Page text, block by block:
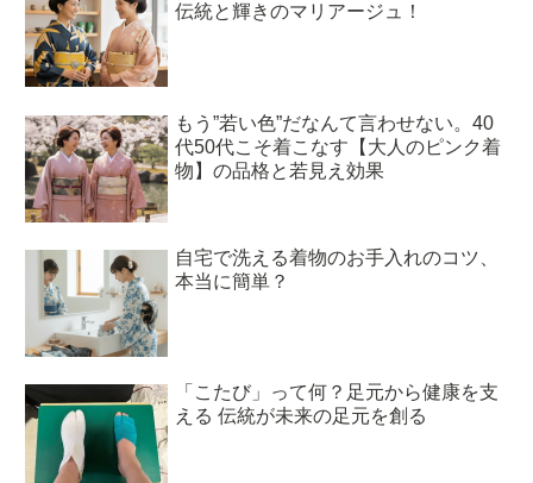
伝統と輝きのマリアージュ！
もう”若い色”だなんて言わせない。40
代50代こそ着こなす【大人のピンク着
物】の品格と若見え効果
自宅で洗える着物のお手入れのコツ、
本当に簡単？
「こたび」って何？足元から健康を支
える 伝統が未来の足元を創る